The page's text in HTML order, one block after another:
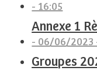
- 16:05
Annexe 1
- 06/06/2023
Groupes